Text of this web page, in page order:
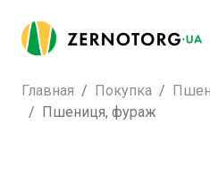
Главная Покупка
Пшениця, фураж